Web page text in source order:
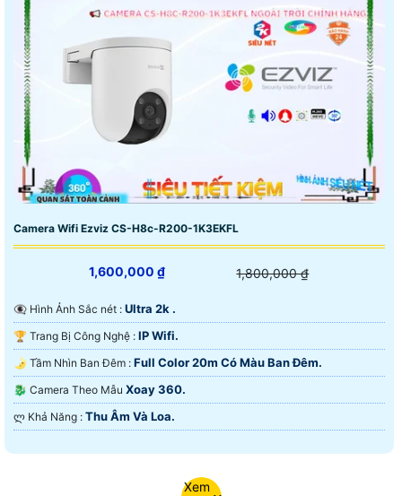
Camera Wifi Ezviz CS-H8c-R200-1K3EKFL
1,600,000 ₫ 1,800,000 ₫
👁️‍🗨 Hình Ảnh Sắc nét : Ultra 2k .
🏆 Trang Bị Công Nghệ : IP Wifi.
🌛 Tầm Nhìn Ban Đêm : Full Color 20m Có Màu Ban Ðêm.
🐉️ Camera Theo Mẫu Xoay 360.
️ლ Khả Năng : Thu Âm Và Loa.
Xem